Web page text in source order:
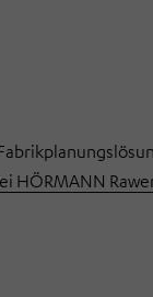
HÖRMANN